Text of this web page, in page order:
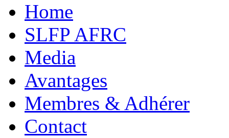
Home
SLFP AFRC
Media
Avantages
Membres & Adhérer
Contact